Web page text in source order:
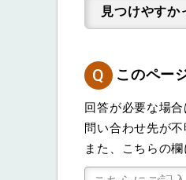
見つけやすか
Q このペー
回答が必要な場
問い合わせ先が
また、こちらの